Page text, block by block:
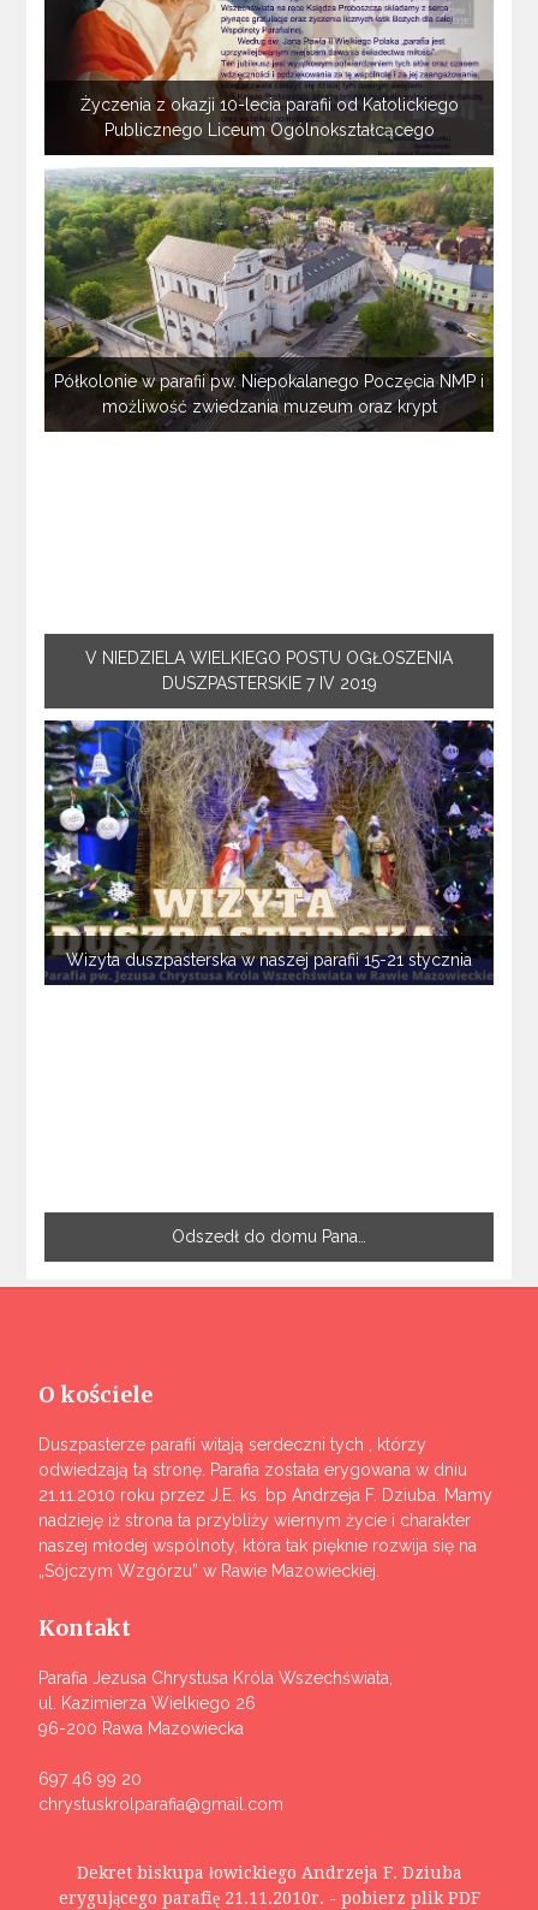
Życzenia z okazji 10-lecia parafii od Katolickiego
Publicznego Liceum Ogólnokształcącego
Półkolonie w parafii pw. Niepokalanego Poczęcia NMP i
możliwość zwiedzania muzeum oraz krypt
V NIEDZIELA WIELKIEGO POSTU OGŁOSZENIA
DUSZPASTERSKIE 7 IV 2019
Wizyta duszpasterska w naszej parafii 15-21 stycznia
Odszedł do domu Pana…
O kościele
Duszpasterze parafii witają serdeczni tych , którzy
odwiedzają tą stronę. Parafia została erygowana w dniu
21.11.2010 roku przez J.E. ks. bp Andrzeja F. Dziuba. Mamy
nadzieję iż strona ta przybliży wiernym życie i charakter
naszej młodej wspólnoty, która tak pięknie rozwija się na
„Sójczym Wzgórzu” w Rawie Mazowieckiej.
Kontakt
Parafia Jezusa Chrystusa Króla Wszechświata,
ul. Kazimierza Wielkiego 26
96-200 Rawa Mazowiecka
697 46 99 20
chrystuskrolparafia@gmail.com
Dekret biskupa łowickiego Andrzeja F. Dziuba
erygującego parafię 21.11.2010r. - pobierz plik PDF